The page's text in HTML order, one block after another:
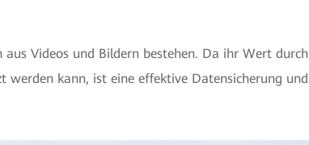
Videos und Bildern bestehen. Da ihr Wert durch
werden kann, ist eine effektive Datensicherung und